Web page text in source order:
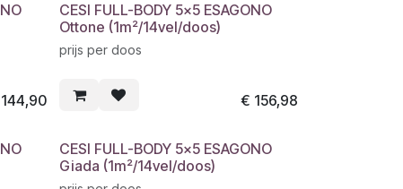
144,90
CESI FULL-BODY 5x5 ESAGONO
Ottone (1m²/14vel/doos)
prijs per doos
€ 156,98
CESI FULL-BODY 5x5 ESAGONO
Giada (1m²/14vel/doos)